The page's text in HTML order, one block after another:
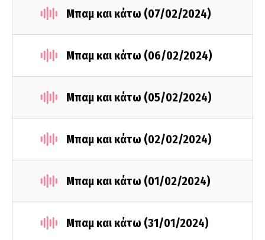
Μπαμ και κάτω (07/02/2024)
Μπαμ και κάτω (06/02/2024)
Μπαμ και κάτω (05/02/2024)
Μπαμ και κάτω (02/02/2024)
Μπαμ και κάτω (01/02/2024)
Μπαμ και κάτω (31/01/2024)